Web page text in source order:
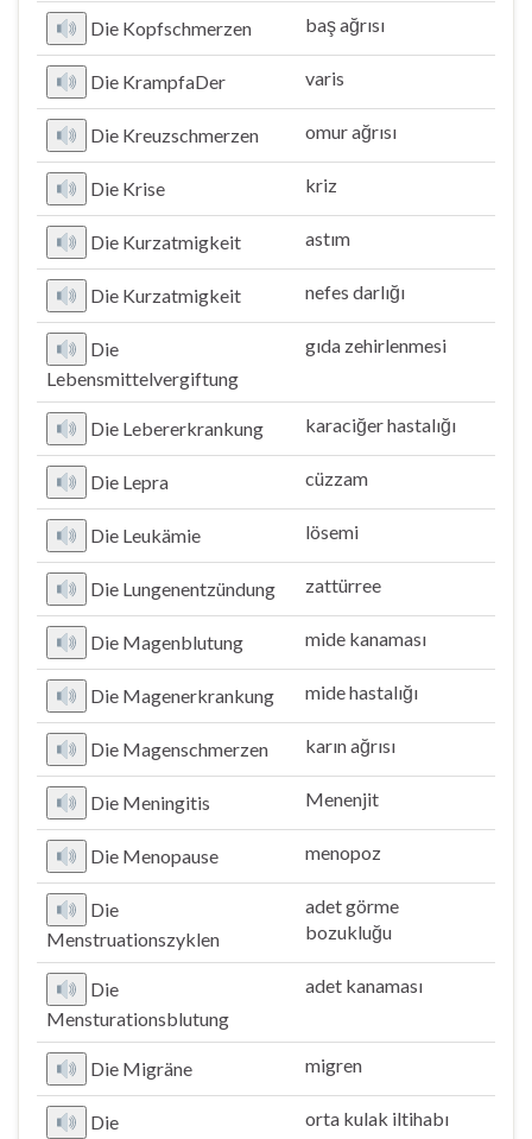
Die Kopfschmerzen baş ağrısı
Die KrampfaDer varis
Die Kreuzschmerzen omur ağrısı
Die Krise kriz
Die Kurzatmigkeit astım
Die Kurzatmigkeit nefes darlığı
Die
Lebensmittelvergiftung
gıda zehirlenmesi
Die Lebererkrankung karaciğer hastalığı
Die Lepra cüzzam
Die Leukämie lösemi
Die Lungenentzündung zattürree
Die Magenblutung mide kanaması
Die Magenerkrankung mide hastalığı
Die Magenschmerzen karın ağrısı
Die Meningitis Menenjit
Die Menopause menopoz
Die
Menstruationszyklen
adet görme
bozukluğu
Die
Mensturationsblutung
adet kanaması
Die Migräne migren
Die
orta kulak iltihabı